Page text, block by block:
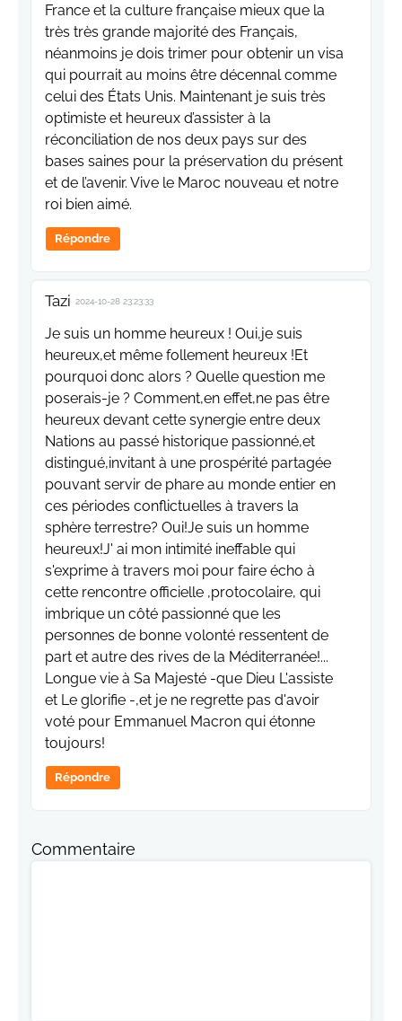
France et la culture française mieux que la
très très grande majorité des Français,
néanmoins je dois trimer pour obtenir un visa
qui pourrait au moins être décennal comme
celui des États Unis. Maintenant je suis très
optimiste et heureux d’assister à la
réconciliation de nos deux pays sur des
bases saines pour la préservation du présent
et de l’avenir. Vive le Maroc nouveau et notre
roi bien aimé.
Répondre
Tazi 2024-10-28 23:23:33
Je suis un homme heureux ! Oui,je suis
heureux,et même follement heureux !Et
pourquoi donc alors ? Quelle question me
poserais-je ? Comment,en effet,ne pas être
heureux devant cette synergie entre deux
Nations au passé historique passionné,et
distingué,invitant à une prospérité partagée
pouvant servir de phare au monde entier en
ces périodes conflictuelles à travers la
sphère terrestre? Oui!Je suis un homme
heureux!J' ai mon intimité ineffable qui
s'exprime à travers moi pour faire écho à
cette rencontre officielle ,protocolaire, qui
imbrique un côté passionné que les
personnes de bonne volonté ressentent de
part et autre des rives de la Méditerranée!...
Longue vie à Sa Majesté -que Dieu L'assiste
et Le glorifie -,et je ne regrette pas d'avoir
voté pour Emmanuel Macron qui étonne
toujours!
Répondre
Commentaire